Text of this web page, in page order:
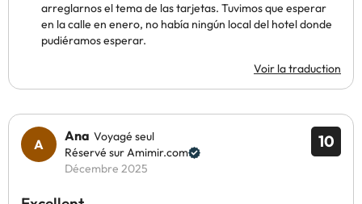
arreglarnos el tema de las tarjetas. Tuvimos que esperar
en la calle en enero, no había ningún local del hotel donde
pudiéramos esperar.
Voir la traduction
10
Ana Voyagé seul
Réservé sur Amimir.com
Décembre 2025